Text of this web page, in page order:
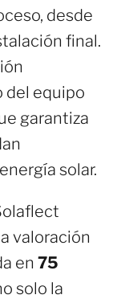
desde
final.
del equipo
garantiza
solar.
valoración
en 75
solo la